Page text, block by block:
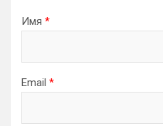
Имя *
Email *